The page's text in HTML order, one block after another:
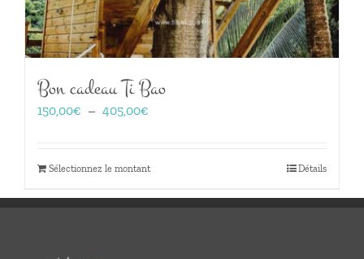
Bon cadeau Ti Bao
150,00€ – 405,00€
à
Sélectionnez le montant Détails